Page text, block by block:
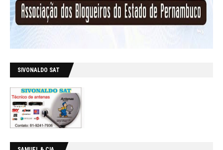
SIVONALDO SAT